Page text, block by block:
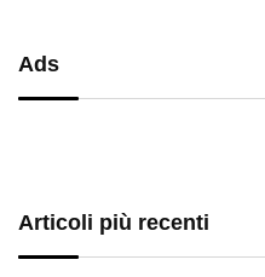
Ads
Articoli più recenti